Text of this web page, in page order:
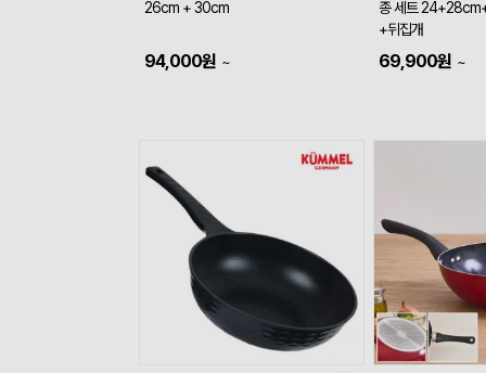
26cm + 30cm
94,000원 ~
종 세트
+뒤집개
69,900원 ~